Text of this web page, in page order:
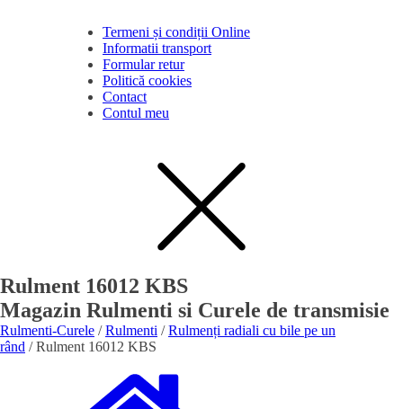
Termeni și condiții Online
Informatii transport
Formular retur
Politică cookies
Contact
Contul meu
Rulment 16012 KBS
Magazin Rulmenti si Curele de transmisie
Rulmenti-Curele /Rulmenti /Rulmenți radiali cu bile pe un
rând / Rulment 16012 KBS